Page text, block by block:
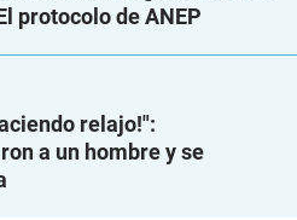
protocolo de ANEP
relajo!":
a un hombre y se